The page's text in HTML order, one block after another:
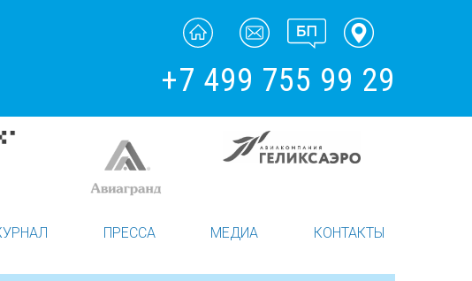
+7 499 755 99 29
ПРЕССА МЕДИА КОНТАКТЫ